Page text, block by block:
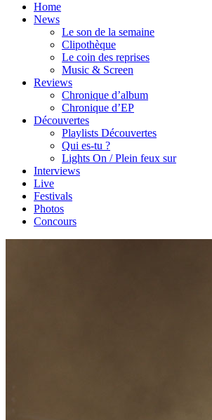
Home
News
Le son de la semaine
Clipothèque
Le coin des reprises
Music & Screen
Reviews
Chronique d’album
Chronique d’EP
Découvertes
Playlists Découvertes
Qui es-tu ?
Lights On / Plein feux sur
Interviews
Live
Festivals
Photos
Concours